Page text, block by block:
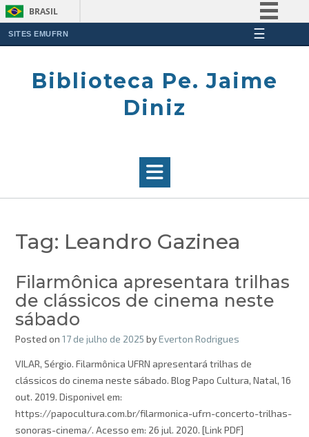
BRASIL
Participe
SITES EMUFRN ☰
Biblioteca Pe. Jaime
Diniz
Tag: Leandro Gazinea
Filarmônica apresentara trilhas
de clássicos de cinema neste
sábado
Posted on 17 de julho de 2025 byEverton Rodrigues
VILAR, Sérgio. Filarmônica UFRN apresentará trilhas de
clássicos do cinema neste sábado. Blog Papo Cultura, Natal, 16
out. 2019. Disponivel em:
https://papocultura.com.br/filarmonica-ufrn-concerto-trilhas-
sonoras-cinema/. Acesso em: 26 jul. 2020. [Link PDF]